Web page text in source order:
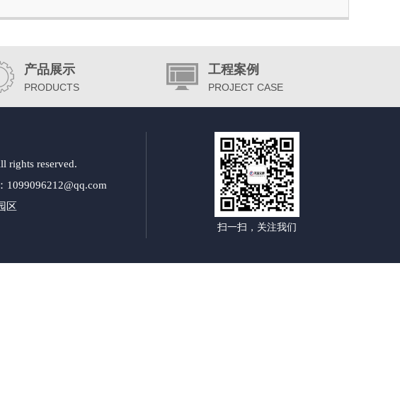
产品展示
PRODUCTS
工程案例
PROJECT CASE
扫一扫，关注我们
rights reserved.
区